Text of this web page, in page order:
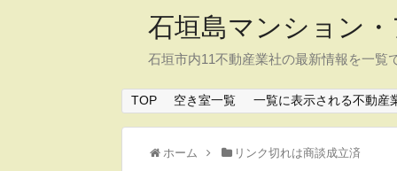
石垣島マンション
石垣市内11不動産業社の最新情報を一覧
TOP 空き室一覧 一覧に表示される不動産
ホーム リンク切れは商談成立済